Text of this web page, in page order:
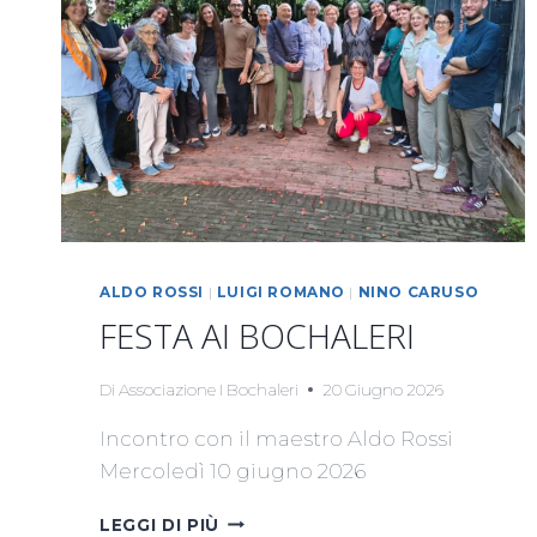
ALDO ROSSI | LUIGI ROMANO | NINO CARUSO
FESTA AI BOCHALERI
Di Associazione I Bochaleri 20 Giugno 2026
Incontro con il maestro Aldo Rossi
Mercoledì 10 giugno 2026
LEGGI DI PIÙ FESTA